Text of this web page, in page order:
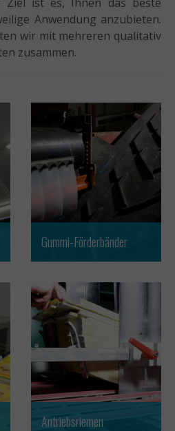
Anwendung anzubieten.
wir mit mehreren qualitativ
zusammen.
Gummi-Förderbänder
Antriebsriemen